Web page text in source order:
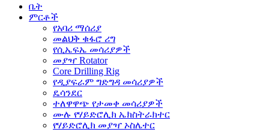
ቤት
ምርቶች
የአባሪ ማሰሪያ
መልህቅ ቁፋሮ ሪግ
የሲኤፍኤ መሳሪያዎች
መያዣ Rotator
Core Drilling Rig
የዲያፍራም ግድግዳ መሳሪያዎች
ዴሳንደር
ተለዋዋጭ የታመቀ መሳሪያዎች
ሙሉ የሃይድሮሊክ ኤክስትራክተር
የሃይድሮሊክ መያዣ ኦስሌተር